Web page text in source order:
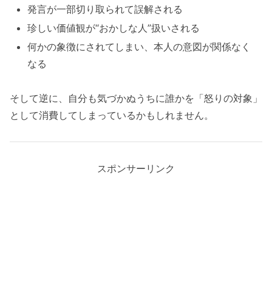
発言が一部切り取られて誤解される
珍しい価値観が“おかしな人”扱いされる
何かの象徴にされてしまい、本人の意図が関係なく
なる
そして逆に、自分も気づかぬうちに誰かを「怒りの対象」
として消費してしまっているかもしれません。
スポンサーリンク